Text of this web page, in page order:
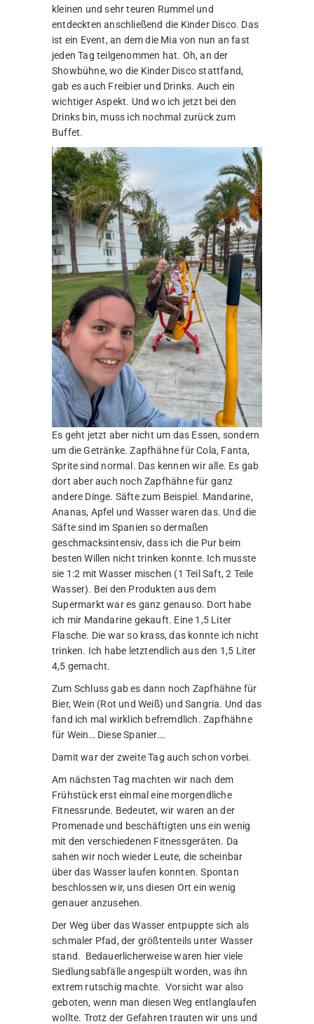
kleinen und sehr teuren Rummel und
entdeckten anschließend die Kinder Disco. Das
ist ein Event, an dem die Mia von nun an fast
jeden Tag teilgenommen hat. Oh, an der
Showbühne, wo die Kinder Disco stattfand,
gab es auch Freibier und Drinks. Auch ein
wichtiger Aspekt. Und wo ich jetzt bei den
Drinks bin, muss ich nochmal zurück zum
Buffet.
Es geht jetzt aber nicht um das Essen, sondern
um die Getränke. Zapfhähne für Cola, Fanta,
Sprite sind normal. Das kennen wir alle. Es gab
dort aber auch noch Zapfhähne für ganz
andere Dinge. Säfte zum Beispiel. Mandarine,
Ananas, Apfel und Wasser waren das. Und die
Säfte sind im Spanien so dermaßen
geschmacksintensiv, dass ich die Pur beim
besten Willen nicht trinken konnte. Ich musste
sie 1:2 mit Wasser mischen (1 Teil Saft, 2 Teile
Wasser). Bei den Produkten aus dem
Supermarkt war es ganz genauso. Dort habe
ich mir Mandarine gekauft. Eine 1,5 Liter
Flasche. Die war so krass, das konnte ich nicht
trinken. Ich habe letztendlich aus den 1,5 Liter
4,5 gemacht.
Zum Schluss gab es dann noch Zapfhähne für
Bier, Wein (Rot und Weiß) und Sangria. Und das
fand ich mal wirklich befremdlich. Zapfhähne
für Wein… Diese Spanier….
Damit war der zweite Tag auch schon vorbei.
Am nächsten Tag machten wir nach dem
Frühstück erst einmal eine morgendliche
Fitnessrunde. Bedeutet, wir waren an der
Promenade und beschäftigten uns ein wenig
mit den verschiedenen Fitnessgeräten. Da
sahen wir noch wieder Leute, die scheinbar
über das Wasser laufen konnten. Spontan
beschlossen wir, uns diesen Ort ein wenig
genauer anzusehen.
Der Weg über das Wasser entpuppte sich als
schmaler Pfad, der größtenteils unter Wasser
stand. Bedauerlicherweise waren hier viele
Siedlungsabfälle angespült worden, was ihn
extrem rutschig machte. Vorsicht war also
geboten, wenn man diesen Weg entlanglaufen
wollte. Trotz der Gefahren trauten wir uns und